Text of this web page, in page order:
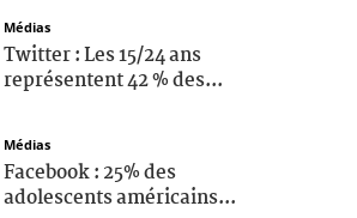
Médias
Twitter : Les 15/24 ans
représentent 42 % des...
Médias
Facebook : 25% des
adolescents américains...